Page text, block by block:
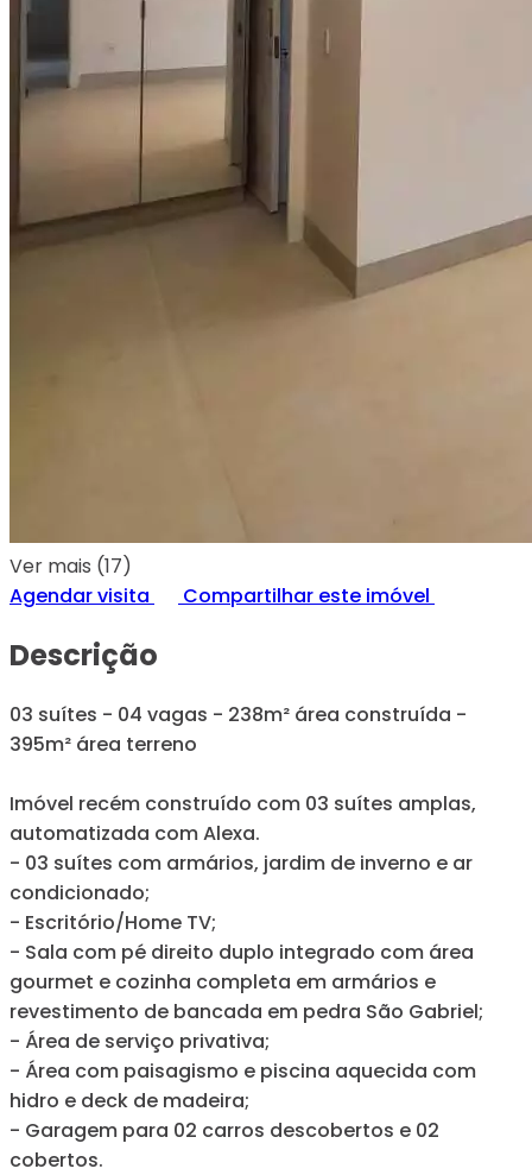
Ver mais (17)
Agendar visita
Compartilhar este imóvel
Descrição
03 suítes - 04 vagas - 238m² área construída -
395m² área terreno
Imóvel recém construído com 03 suítes amplas,
automatizada com Alexa.
- 03 suítes com armários, jardim de inverno e ar
condicionado;
- Escritório/Home TV;
- Sala com pé direito duplo integrado com área
gourmet e cozinha completa em armários e
revestimento de bancada em pedra São Gabriel;
- Área de serviço privativa;
- Área com paisagismo e piscina aquecida com
hidro e deck de madeira;
- Garagem para 02 carros descobertos e 02
cobertos.